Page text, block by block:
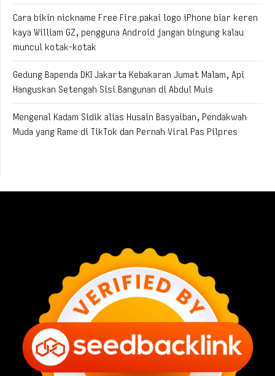
Cara bikin nickname Free Fire pakai logo iPhone biar keren
kaya William GZ, pengguna Android jangan bingung kalau
muncul kotak-kotak
Gedung Bapenda DKI Jakarta Kebakaran Jumat Malam, Api
Hanguskan Setengah Sisi Bangunan di Abdul Muis
Mengenal Kadam Sidik alias Husain Basyaiban, Pendakwah
Muda yang Rame di TikTok dan Pernah Viral Pas Pilpres